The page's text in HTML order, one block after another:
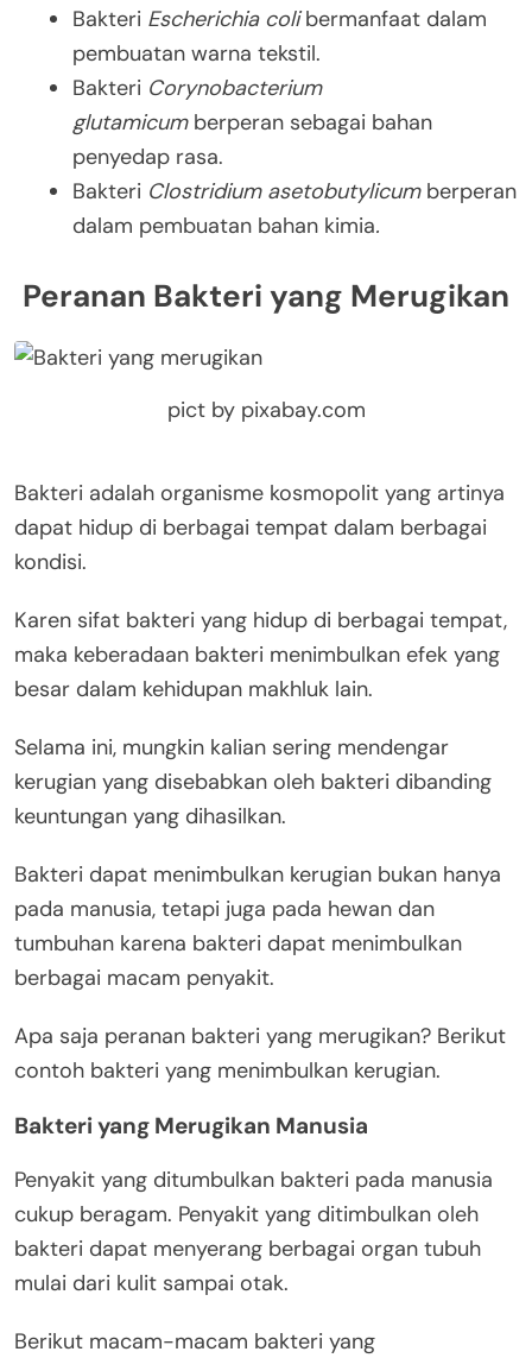
Bakteri Escherichia colibermanfaat dalam
pembuatan warna tekstil.
Bakteri Corynobacterium
glutamicum berperan sebagai bahan
penyedap rasa.
Bakteri Clostridium asetobutylicum berperan
dalam pembuatan bahan kimia.
Peranan Bakteri yang Merugikan
pict by pixabay.com
Bakteri adalah organisme kosmopolit yang artinya
dapat hidup di berbagai tempat dalam berbagai
kondisi.
Karen sifat bakteri yang hidup di berbagai tempat,
maka keberadaan bakteri menimbulkan efek yang
besar dalam kehidupan makhluk lain.
Selama ini, mungkin kalian sering mendengar
kerugian yang disebabkan oleh bakteri dibanding
keuntungan yang dihasilkan.
Bakteri dapat menimbulkan kerugian bukan hanya
pada manusia, tetapi juga pada hewan dan
tumbuhan karena bakteri dapat menimbulkan
berbagai macam penyakit.
Apa saja peranan bakteri yang merugikan? Berikut
contoh bakteri yang menimbulkan kerugian.
Bakteri yang Merugikan Manusia
Penyakit yang ditumbulkan bakteri pada manusia
cukup beragam. Penyakit yang ditimbulkan oleh
bakteri dapat menyerang berbagai organ tubuh
mulai dari kulit sampai otak.
Berikut macam-macam bakteri yang